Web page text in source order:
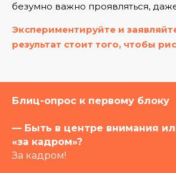
безумно важно проявляться,
Экспериментируйте и
результат стоит того, чтобы
Блиц-опрос к первому блоку
— Быть в центре внимания
«за кадром»?
За кадром!